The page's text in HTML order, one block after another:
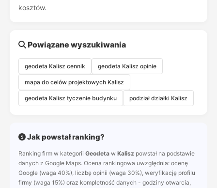
kosztów.
Powiązane wyszukiwania
geodeta Kalisz cennik geodeta Kalisz opinie
mapa do celów projektowych Kalisz
geodeta Kalisz tyczenie budynku podział działki Kalisz
Jak powstał ranking?
Ranking firm w kategorii Geodeta w Kalisz powstał na podstawie
danych z Google Maps. Ocena rankingowa uwzględnia: ocenę
Google (waga 40%), liczbę opinii (waga 30%), weryfikację profilu
firmy (waga 15%) oraz kompletność danych - godziny otwarcia,